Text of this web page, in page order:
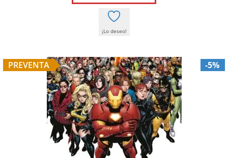
¡Lo deseo!
PREVENTA -5%